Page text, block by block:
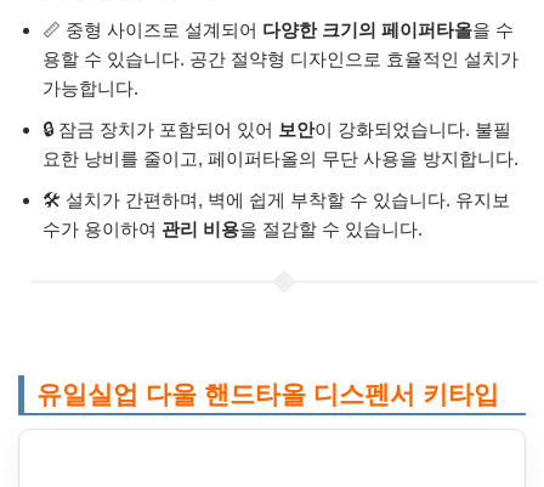
📏 중형 사이즈로 설계되어 다양한 크기의 페이퍼타올을 수
용할 수 있습니다. 공간 절약형 디자인으로 효율적인 설치가
가능합니다.
🔒 잠금 장치가 포함되어 있어 보안이 강화되었습니다. 불필
요한 낭비를 줄이고, 페이퍼타올의 무단 사용을 방지합니다.
🛠️ 설치가 간편하며, 벽에 쉽게 부착할 수 있습니다. 유지보
수가 용이하여 관리 비용을 절감할 수 있습니다.
유일실업 다울 핸드타올 디스펜서 키타입